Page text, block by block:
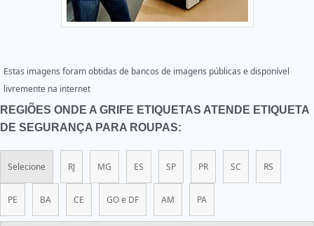
Estas imagens foram obtidas de bancos de imagens públicas e disponível
livremente na internet
REGIÕES ONDE A GRIFE ETIQUETAS ATENDE ETIQUETA
DE SEGURANÇA PARA ROUPAS:
Selecione RJ MG ES SP PR SC RS
PE BA CE GO e DF AM PA